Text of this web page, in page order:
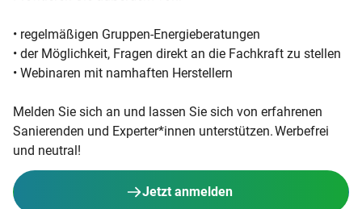
• regelmäßigen Gruppen-Energieberatungen
• der Möglichkeit, Fragen direkt an die Fachkraft zu stellen
• Webinaren mit namhaften Herstellern
Melden Sie sich an und lassen Sie sich von erfahrenen
Sanierenden und Experter*innen unterstützen. Werbefrei
und neutral!
Jetzt anmelden